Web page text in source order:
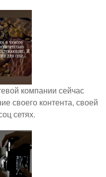
компании сейчас
своего контента, своей
сетях.